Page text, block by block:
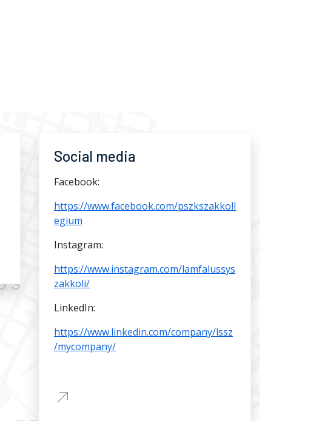
Social media
Facebook:
https://www.facebook.com/pszkszakkoll
egium
Instagram:
https://www.instagram.com/lamfalussys
zakkoli/
LinkedIn:
https://www.linkedin.com/company/lssz
/mycompany/